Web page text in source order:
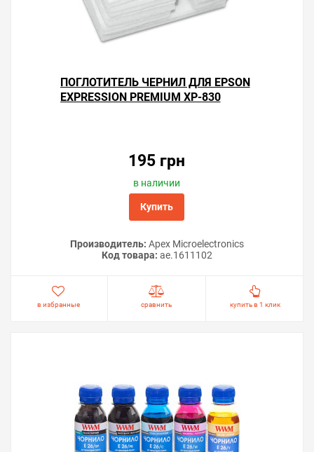
ПОГЛОТИТЕЛЬ ЧЕРНИЛ ДЛЯ EPSON
EXPRESSION PREMIUM XP-830
195 грн
в наличии
Купить
Производитель: Apex Microelectronics
Код товара: ae.1611102
в избранные сравнить купить в 1 клик